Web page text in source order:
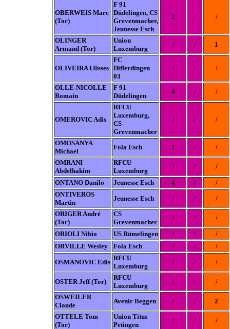
OBERWEIS Marc
(Tor)
F 91
Düdelingen, CS
Grevenmacher,
Jeunesse Esch
2 / /
OLINGER
Armand (Tor)
Union
Luxemburg
/ / 1
OLIVEIRA Ulisses
FC
Differdingen
03
/ / /
OLLE-NICOLLE
Romain
F 91
Düdelingen
4 / /
OMEROVIC Adis
RFCU
Luxemburg,
CS
Grevenmacher
/ / /
OMOSANYA
Michael
Fola Esch 1 /
/
OMRANI
Abdelhakim
RFCU
Luxemburg
/ / /
ONTANO Danilo Jeunesse Esch 4 /
/
ONTIVEROS
Martin
Jeunesse Esch / /
/
ORIGER André
(Tor)
CS
Grevenmacher
/ / /
ORIOLI Nibio US Rümelingen / /
/
ORVILLE Wesley
Fola Esch / / /
OSMANOVIC Edis
RFCU
Luxemburg
/ / /
OSTER Jeff (Tor)
RFCU
Luxemburg
/ /
/
OSWEILER
Claude
Avenir Beggen / /
2
OTTELE Tom
(Tor)
Union Titus
Petingen
/ / /